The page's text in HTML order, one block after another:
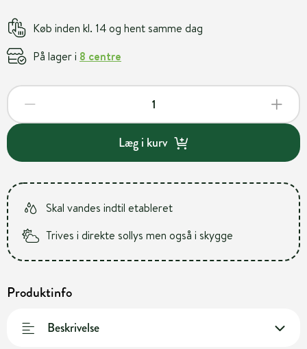
Køb inden kl. 14 og hent samme dag
På lager i 8 centre
Læg i kurv
Skal vandes indtil etableret
Trives i direkte sollys men også i skygge
Produktinfo
Beskrivelse